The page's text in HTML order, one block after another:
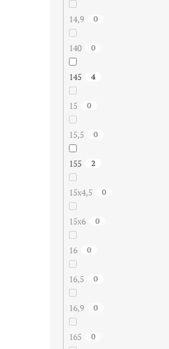
14,9 0
140 0
145 4
15 0
15,5 0
155 2
15x4,5 0
15x6 0
16 0
16,5 0
16,9 0
165 0